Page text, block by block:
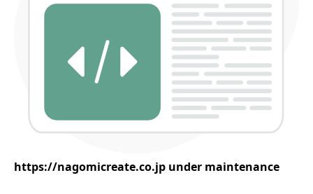
https://nagomicreate.co.jp under maintenance